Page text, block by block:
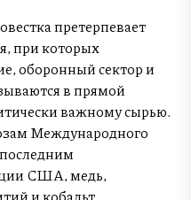
претерпевает
при которых
оборонный сектор и
в прямой
важному сырью.
Международного
последним
США, медь,
и кобальт